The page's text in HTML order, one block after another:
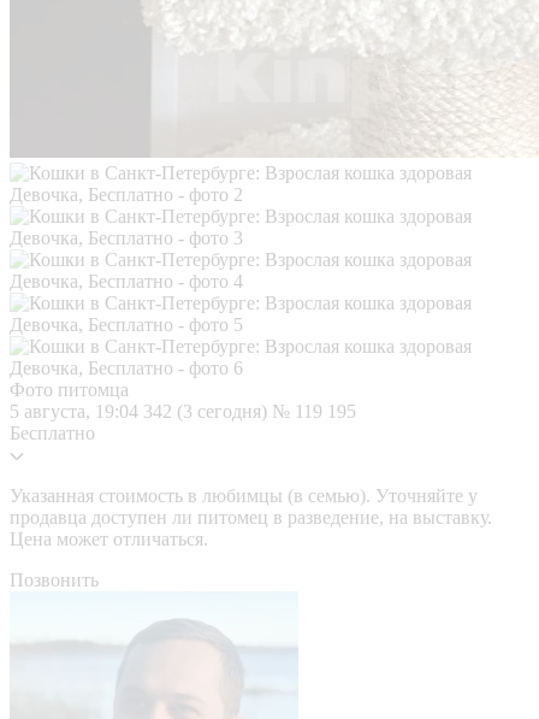
Фото питомца
5 августа, 19:04 342 (3 сегодня) № 119 195
Бесплатно
Указанная стоимость в любимцы (в семью). Уточняйте у
продавца доступен ли питомец в разведение, на выставку.
Цена может отличаться.
Позвонить